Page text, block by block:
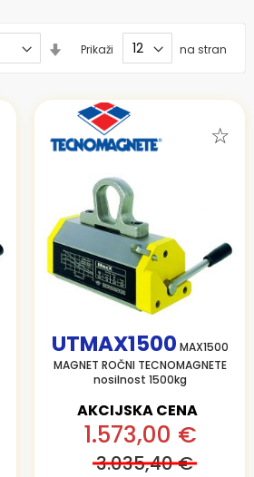
Prikaži na stran
Nastavi
UTMAX1500 MAX1500
MAGNET ROČNI TECNOMAGNETE
nosilnost 1500kg
AKCIJSKA CENA
1.573,00 €
3.035,40 €